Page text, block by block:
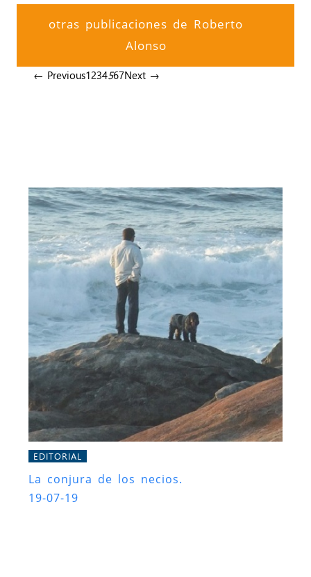
otras publicaciones de Roberto
Alonso
← Previous1234567Next →
EDITORIAL
La conjura de los necios.
19-07-19